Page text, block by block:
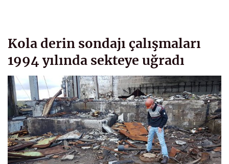
Kola derin sondajı çalışmaları
1994 yılında sekteye uğradı